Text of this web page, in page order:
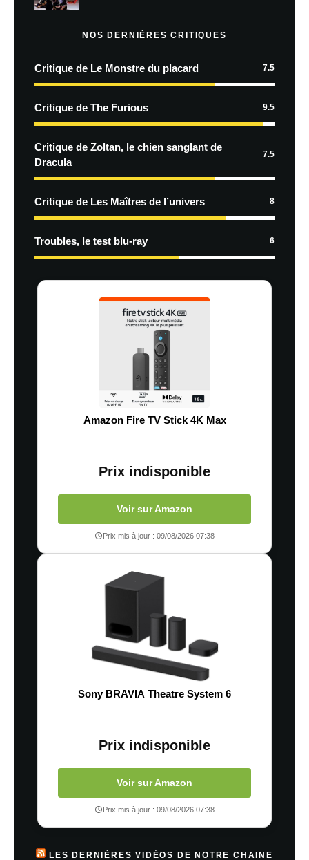
NOS DERNIÈRES CRITIQUES
Critique de Le Monstre du placard 7.5
Critique de The Furious 9.5
Critique de Zoltan, le chien sanglant de
Dracula
7.5
Critique de Les Maîtres de l’univers 8
Troubles, le test blu-ray 6
Amazon Fire TV Stick 4K Max
Prix indisponible
Voir sur Amazon
Prix mis à jour : 09/08/2026 07:38
Sony BRAVIA Theatre System 6
Prix indisponible
Voir sur Amazon
Prix mis à jour : 09/08/2026 07:38
LES DERNIÈRES VIDÉOS DE NOTRE CHAINE